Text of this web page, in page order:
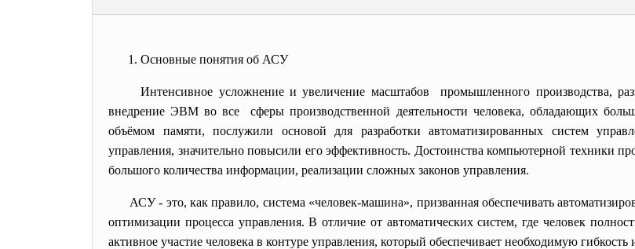
1. Основные понятия об АСУ
Интенсивное усложнение и увеличение масштабов промышленного производства,
внедрение ЭВМ во все сферы производственной деятельности человека, обладающих
объёмом памяти, послужили основой для разработки автоматизированных систем
управления, значительно повысили его эффективность. Достоинства компьютерной техники
большого количества информации, реализации сложных законов управления.
АСУ - это, как правило, система «человек-машина», призванная обеспечивать
оптимизации процесса управления. В отличие от автоматических систем, где человек
активное участие человека в контуре управления, который обеспечивает необходимую